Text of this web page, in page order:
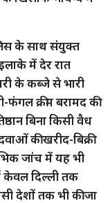
के साथ संयुक्त
में देर रात
के कब्जे से भारी
फंगल क्रीम बरामद की
बिना किसी वैध
की खरीद-बिक्री
जांच में यह भी
केवल दिल्ली तक
देशों तक भी की जा